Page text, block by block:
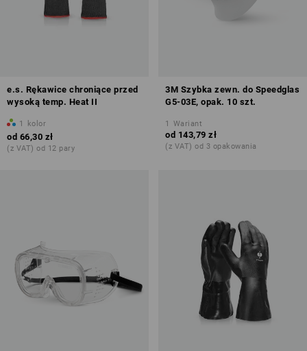
e.s. Rękawice chroniące przed
wysoką temp. Heat II
1 kolor
od 66,30 zł
(z VAT) od 12 pary
3M Szybka zewn. do Speedglas
G5-03E, opak. 10 szt.
1 Wariant
od 143,79 zł
(z VAT) od 3 opakowania